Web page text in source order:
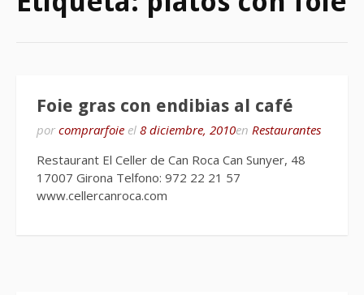
Foie gras con endibias al café
por comprarfoie el 8 diciembre, 2010en Restaurantes
Restaurant El Celler de Can Roca Can Sunyer, 48
17007 Girona Telfono: 972 22 21 57
www.cellercanroca.com